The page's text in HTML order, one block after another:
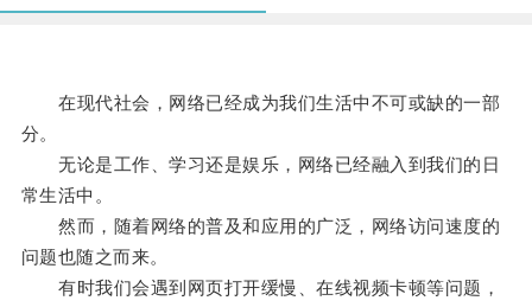
在现代社会，网络已经成为我们生活中不可或缺的一部
分。
无论是工作、学习还是娱乐，网络已经融入到我们的日
常生活中。
然而，随着网络的普及和应用的广泛，网络访问速度的
问题也随之而来。
有时我们会遇到网页打开缓慢、在线视频卡顿等问题，